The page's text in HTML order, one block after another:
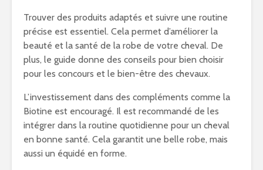
Trouver des produits adaptés et suivre une routine
précise est essentiel. Cela permet d’améliorer la
beauté et la santé de la robe de votre cheval. De
plus, le guide donne des conseils pour bien choisir
pour les concours et le bien-être des chevaux.
L’investissement dans des compléments comme la
Biotine est encouragé. Il est recommandé de les
intégrer dans la routine quotidienne pour un cheval
en bonne santé. Cela garantit une belle robe, mais
aussi un équidé en forme.